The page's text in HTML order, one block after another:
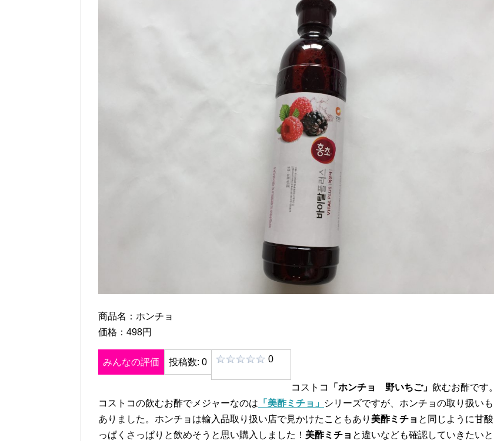
商品名：ホンチョ
価格：498円
みんなの評価 投稿数: 0 0
コストコ 「ホンチョ 野いちご」 飲むお酢です。
コストコの飲むお酢でメジャーなのは 「美酢ミチョ」 シリーズですが、ホンチョの取り扱いも
ありました。ホンチョは輸入品取り扱い店で見かけたこともあり 美酢ミチョ と同じように甘酸
っぱくさっぱりと飲めそうと思い購入しました！ 美酢ミチョ と違いなども確認していきたいと